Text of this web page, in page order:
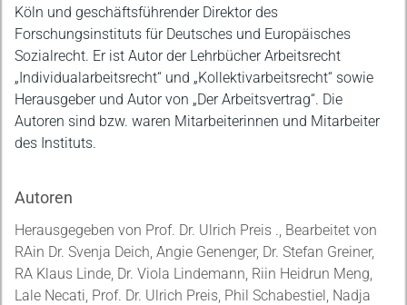
Köln und geschäftsführender Direktor des
Forschungsinstituts für Deutsches und Europäisches
Sozialrecht. Er ist Autor der Lehrbücher Arbeitsrecht
„Individualarbeitsrecht“ und „Kollektivarbeitsrecht“ sowie
Herausgeber und Autor von „Der Arbeitsvertrag“. Die
Autoren sind bzw. waren Mitarbeiterinnen und Mitarbeiter
des Instituts.
Autoren
Herausgegeben von Prof. Dr. Ulrich Preis ., Bearbeitet von
RAin Dr. Svenja Deich, Angie Genenger, Dr. Stefan Greiner,
RA Klaus Linde, Dr. Viola Lindemann, Riin Heidrun Meng,
Lale Necati, Prof. Dr. Ulrich Preis, Phil Schabestiel, Nadja